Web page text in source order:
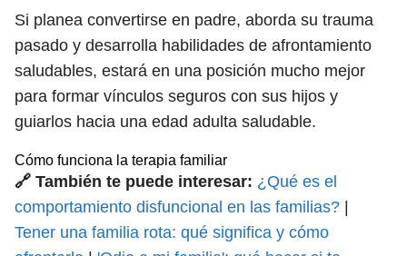
Si planea convertirse en padre, aborda su trauma
pasado y desarrolla habilidades de afrontamiento
saludables, estará en una posición mucho mejor
para formar vínculos seguros con sus hijos y
guiarlos hacia una edad adulta saludable.
Cómo funciona la terapia familiar
🔗 También te puede interesar: ¿Qué es el
comportamiento disfuncional en las familias?
Tener una familia rota: qué significa y cómo